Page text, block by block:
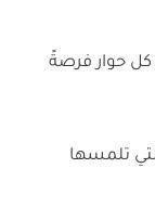
كل حوار فرصةً
تلمسها